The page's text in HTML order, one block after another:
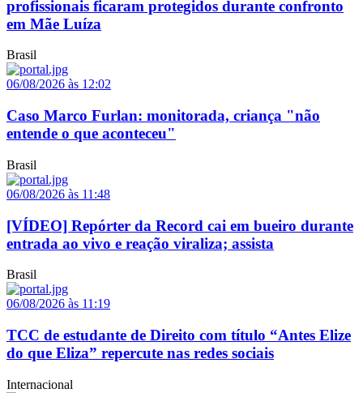
profissionais ficaram protegidos durante confronto
em Mãe Luíza
Brasil
06/08/2026 às 12:02
Caso Marco Furlan: monitorada, criança "não
entende o que aconteceu"
Brasil
06/08/2026 às 11:48
[VÍDEO] Repórter da Record cai em bueiro durante
entrada ao vivo e reação viraliza; assista
Brasil
06/08/2026 às 11:19
TCC de estudante de Direito com título “Antes Elize
do que Eliza” repercute nas redes sociais
Internacional